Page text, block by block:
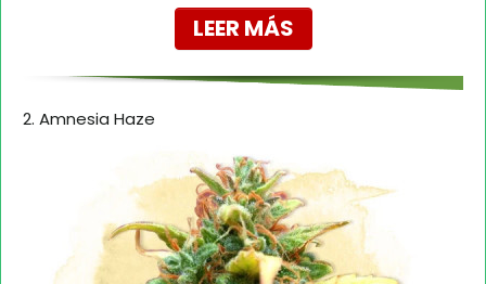
LEER MÁS
2. Amnesia Haze